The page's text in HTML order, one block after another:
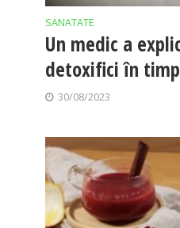
SANATATE
Un medic a
detoxifici în
30/08/2023